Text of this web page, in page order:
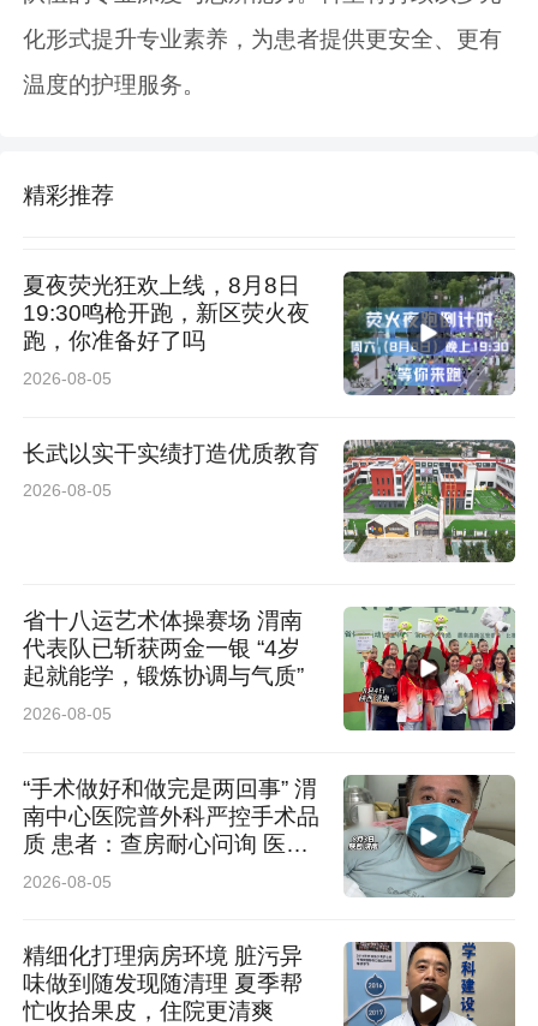
化形式提升专业素养，为患者提供更安全、更有
温度的护理服务。
精彩推荐
夏夜荧光狂欢上线，8月8日
19:30鸣枪开跑，新区荧火夜
跑，你准备好了吗
2026-08-05
长武以实干实绩打造优质教育
2026-08-05
省十八运艺术体操赛场 渭南
代表队已斩获两金一银 “4岁
起就能学，锻炼协调与气质”
2026-08-05
“手术做好和做完是两回事” 渭
南中心医院普外科严控手术品
质 患者：查房耐心问询 医护
认真负责
2026-08-05
精细化打理病房环境 脏污异
味做到随发现随清理 夏季帮
忙收拾果皮，住院更清爽